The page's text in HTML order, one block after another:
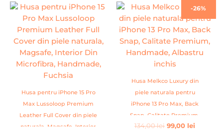
Husa pentru iPhone 15 Pro
Max Lussoloop Premium
Leather Full Cover din piele
naturala, Magsafe, Interior
-26%
Husa Melkco Luxury din
piele naturala pentru
iPhone 13 Pro Max, Back
Snap, Calitate Premium,
Handmade, Albastru inchis
134,00lei
Prețul
a
fost:
134,00 lei.
99,00 lei
Prețul
curent
este:
99,00